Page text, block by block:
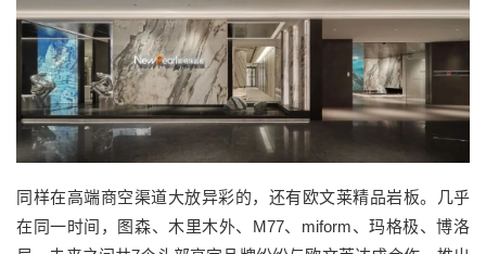
同样在高端商空渠道大放异彩的，还有 欧文莱精品岩板。几乎
在同一时间，图森、木里木外、 M77、 miform、玛格极、博洛